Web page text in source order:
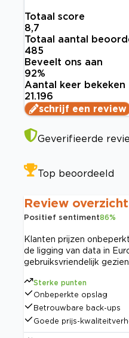
Totaal score
8,7
Totaal aantal
485
Beveelt ons aan
92%
Aantal keer bekeken
21.196
schrijf een review
Geverifieerde
Top beoordeeld
Review overzicht
Positief sentiment86%
Klanten prijzen
de ligging van data in
gebruiksvriendelijk gezien.
Sterke punten
Onbeperkte opslag
Betrouwbare back-ups
Goede prijs-